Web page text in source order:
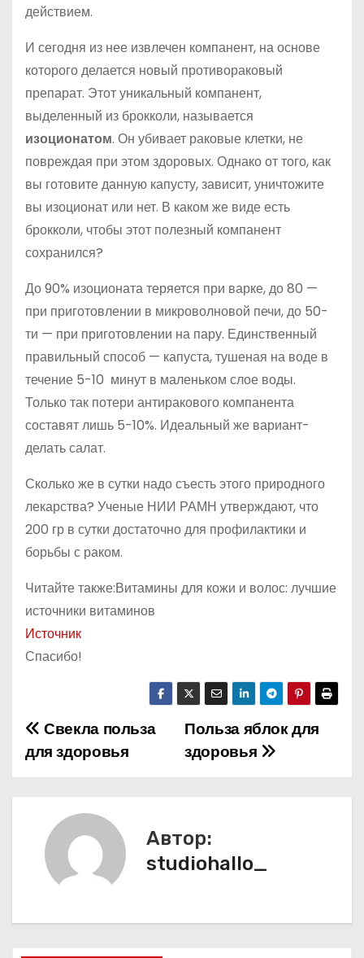
действием.
И сегодня из нее извлечен компанент, на основе
которого делается новый противораковый
препарат. Этот уникальный компанент,
выделенный из брокколи, называется
изоционатом. Он убивает раковые клетки, не
повреждая при этом здоровых. Однако от того, как
вы готовите данную капусту, зависит, уничтожите
вы изоционат или нет. В каком же виде есть
брокколи, чтобы этот полезный компанент
сохранился?
До 90% изоционата теряется при варке, до 80 —
при приготовлении в микроволновой печи, до 50-
ти — при приготовлении на пару. Единственный
правильный способ — капуста, тушеная на воде в
течение 5-10 минут в маленьком слое воды.
Только так потери антиракового компанента
составят лишь 5-10%. Идеальный же вариант-
делать салат.
Сколько же в сутки надо съесть этого природного
лекарства? Ученые НИИ РАМН утверждают, что
200 гр в сутки достаточно для профилактики и
борьбы с раком.
Читайте также:Витамины для кожи и волос: лучшие
источники витаминов
Источник
Спасибо!
Н
а
в
Польза яблок для
здоровья
Свекла польза
для здоровья
Автор:
studiohallo_